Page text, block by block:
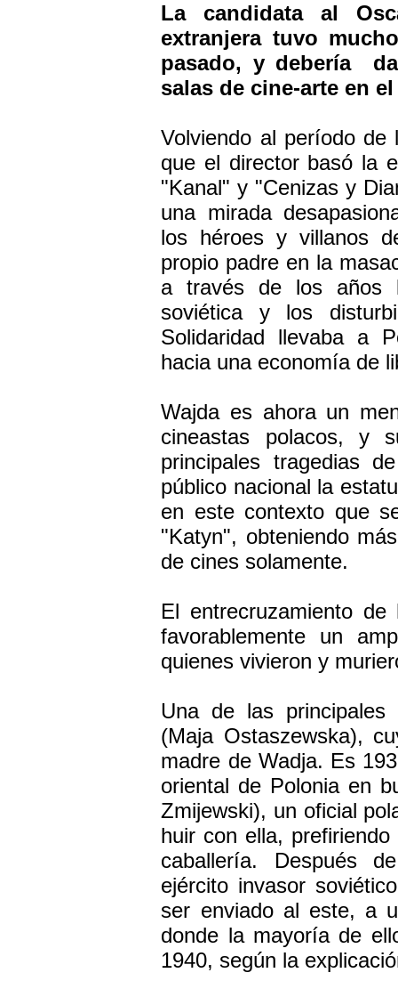
La candidata al
extranjera tuvo
pasado, y debería
salas de cine-arte en
Volviendo al período de
que el director basó la
"Kanal" y "Cenizas y
una mirada
los héroes y villanos
propio padre en la
a través de los años
soviética y los
Solidaridad llevaba a
hacia una economía de
Wajda es ahora un
cineastas polacos, y
principales tragedias
público nacional la
en este contexto que
"Katyn", obteniendo
de cines solamente.
El entrecruzamiento
favorablemente un
quienes vivieron y
Una de las
(Maja Ostaszewska),
madre de Wadja. Es
oriental de Polonia en
Zmijewski), un oficial
huir con ella,
caballería. Después
ejército invasor
ser enviado al este, a
donde la mayoría de
1940, según la